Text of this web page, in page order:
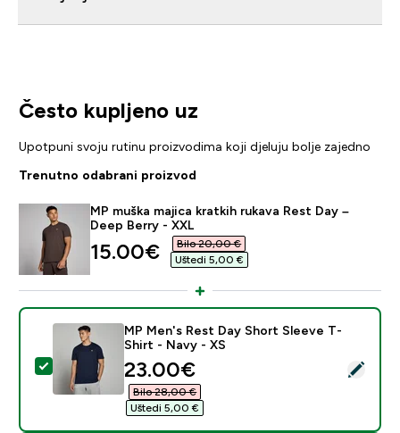
Često kupljeno uz
Upotpuni svoju rutinu proizvodima koji djeluju bolje zajedno
Trenutno odabrani proizvod
MP muška majica kratkih rukava Rest Day –
Deep Berry - XXL
discounted price
15.00€‎
Bilo 20,00 €‎
Uštedi 5,00 €‎
Odaberi ovaj proizvod - MP Men's Rest Day Short
MP Men's Rest Day Short Sleeve T-
Shirt - Navy - XS
discounted price
23.00€‎
Bilo 28,00 €‎
Uštedi 5,00 €‎